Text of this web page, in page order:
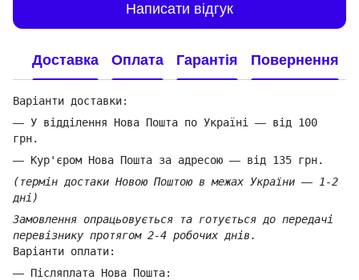
Написати відгук
Доставка Оплата Гарантія Повернення
Варіанти доставки:
— У відділення Нова Пошта по Україні — від 100
грн.
— Кур'єром Нова Пошта за адресою — від 135 грн.
(термін достаки Новою Поштою в межах України — 1-2
дні)
Замовлення опрацьовується та готується до передачі
перевізнику протягом 2-4 робочих днів.
Варіанти оплати:
— Післяплата Нова Пошта: